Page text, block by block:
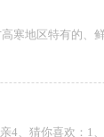
地区特有的、
猜你喜欢：1